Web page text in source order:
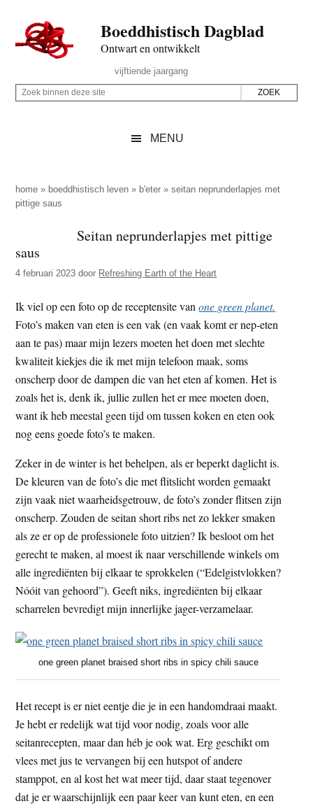
naar
de
inhoud
secondary
naar
de
sidebar
naar
de
Boeddhistisch Dagblad
Ontwart en ontwikkelt
Rechts
vijftiende jaargang
Z
p
d
z
e
i
t
e
Z
i
n
n
d
z
e
s
i
t
e
MENU
home » boeddhistisch leven » b'eter »seitan neprunderlapjes met
pittige saus
Seitan neprunderlapjes met pittige
saus
4 februari 2023 door Refreshing Earth of the Heart
Ik viel op een foto op de receptensite vanone green planet.
Foto’s maken van eten is een vak (en vaak komt er nep-eten
aan te pas) maar mijn lezers moeten het doen met slechte
kwaliteit kiekjes die ik met mijn telefoon maak, soms
onscherp door de dampen die van het eten af komen. Het is
zoals het is, denk ik, jullie zullen het er mee moeten doen,
want ik heb meestal geen tijd om tussen koken en eten ook
nog eens goede foto’s te maken.
Zeker in de winter is het behelpen, als er beperkt daglicht is.
De kleuren van de foto’s die met flitslicht worden gemaakt
zijn vaak niet waarheidsgetrouw, de foto’s zonder flitsen zijn
onscherp. Zouden de seitan short ribs net zo lekker smaken
als ze er op de professionele foto uitzien? Ik besloot om het
gerecht te maken, al moest ik naar verschillende winkels om
alle ingrediënten bij elkaar te sprokkelen (“Edelgistvlokken?
Nóóit van gehoord”). Geeft niks, ingrediënten bij elkaar
scharrelen bevredigt mijn innerlijke jager-verzamelaar.
one green planet braised short ribs in spicy chili sauce
Het recept is er niet eentje die je in een handomdraai maakt.
Je hebt er redelijk wat tijd voor nodig, zoals voor alle
seitanrecepten, maar dan héb je ook wat. Erg geschikt om
vlees met jus te vervangen bij een hutspot of andere
stamppot, en al kost het wat meer tijd, daar staat tegenover
dat je er waarschijnlijk een paar keer van kunt eten, en een